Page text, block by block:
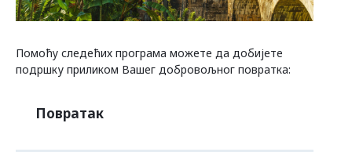
Програми савезних држава
Помоћу следећих програма можете да добијете
подршку приликом Вашег добровољног повратка:
Повратак